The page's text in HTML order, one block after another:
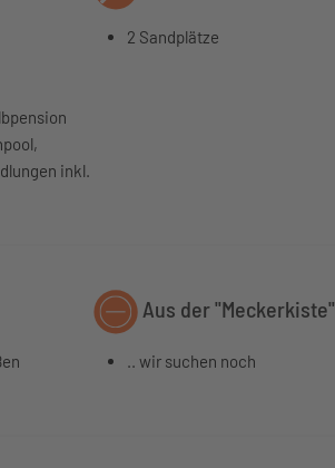
inkl.
2 Sandplätze
Aus der "Meckerkiste"
.. wir suchen noch